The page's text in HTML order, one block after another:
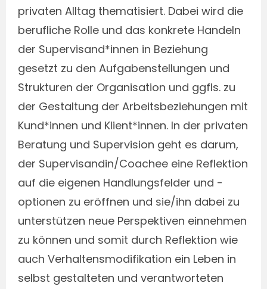
privaten Alltag thematisiert. Dabei wird die
berufliche Rolle und das konkrete Handeln
der Supervisand*innen in Beziehung
gesetzt zu den Aufgabenstellungen und
Strukturen der Organisation und ggfls. zu
der Gestaltung der Arbeitsbeziehungen mit
Kund*innen und Klient*innen. In der privaten
Beratung und Supervision geht es darum,
der Supervisandin/Coachee eine Reflektion
auf die eigenen Handlungsfelder und -
optionen zu eröffnen und sie/ihn dabei zu
unterstützen neue Perspektiven einnehmen
zu können und somit durch Reflektion wie
auch Verhaltensmodifikation ein Leben in
selbst gestalteten und verantworteten